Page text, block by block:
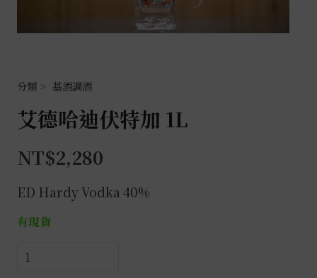
基酒調酒
艾德哈迪伏特加 1L
NT$2,280
ED Hardy Vodka 40%
有現貨
艾